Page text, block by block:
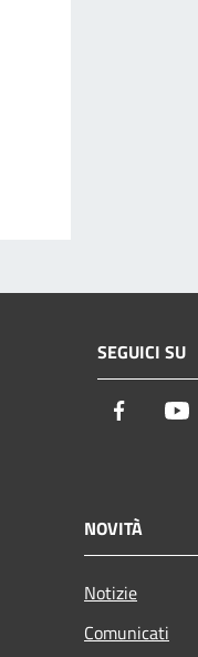
SEGUICI SU
Facebook
NOVITÀ
Notizie
Comunicati